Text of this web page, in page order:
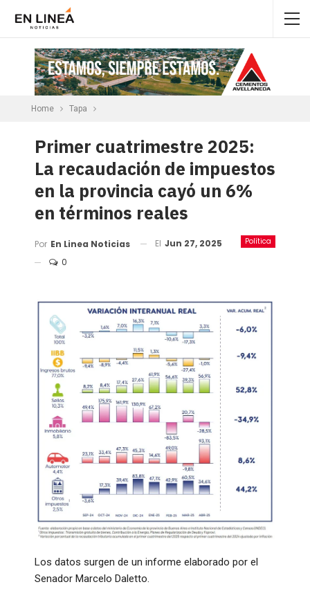
Home Tapa
Primer cuatrimestre 2025:
La recaudación de impuestos
en la provincia cayó un 6%
en términos reales
Política
Por En Linea Noticias El Jun 27, 2025
0
Los datos surgen de un informe elaborado por el
Senador Marcelo Daletto.